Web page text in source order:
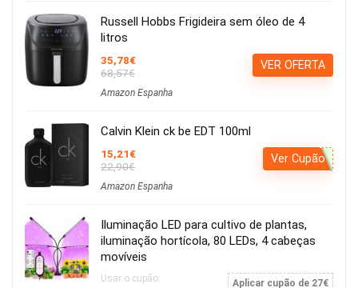
Russell Hobbs Frigideira sem óleo de 4
litros
35,78€
68,57€
Amazon Espanha
VER OFERTA
Calvin Klein ck be EDT 100ml
15,21€
22,90€
Amazon Espanha
Ver Cupão
Iluminação LED para cultivo de plantas,
iluminação hortícola, 80 LEDs, 4 cabeças
movíveis
Usar o cupão: Aplicar cupão de 27€